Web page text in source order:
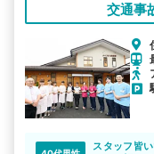
交通事
スタッフ皆